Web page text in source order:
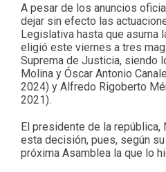
A pesar de los anuncios
dejar sin efecto las
Legislativa hasta que asuma
eligió este viernes a tres
Suprema de Justicia, siendo
Molina y Óscar Antonio
2024) y Alfredo Rigoberto
2021).
El presidente de la república,
esta decisión, pues, según
próxima Asamblea la que lo